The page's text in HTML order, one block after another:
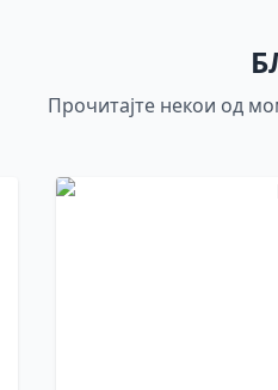
Прочитајте некои од